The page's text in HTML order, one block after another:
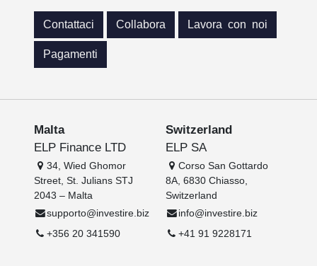
Contattaci Collabora Lavora con noi
Pagamenti
Malta
ELP Finance LTD
34, Wied Ghomor
Street, St. Julians STJ
2043 – Malta
supporto@investire.biz
+356 20 341590
Switzerland
ELP SA
Corso San Gottardo
8A, 6830 Chiasso,
Switzerland
info@investire.biz
+41 91 9228171